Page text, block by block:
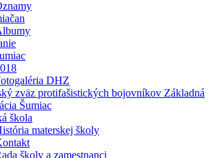
DHZ
zväz protifašistických bojovníkov Základná
Šumiac
škola
materskej školy
školy a zamestnanci